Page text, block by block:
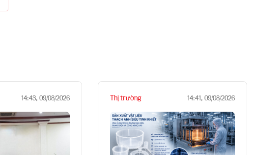
14:43, 09/08/2026 Thị trường 14:41, 09/08/2026